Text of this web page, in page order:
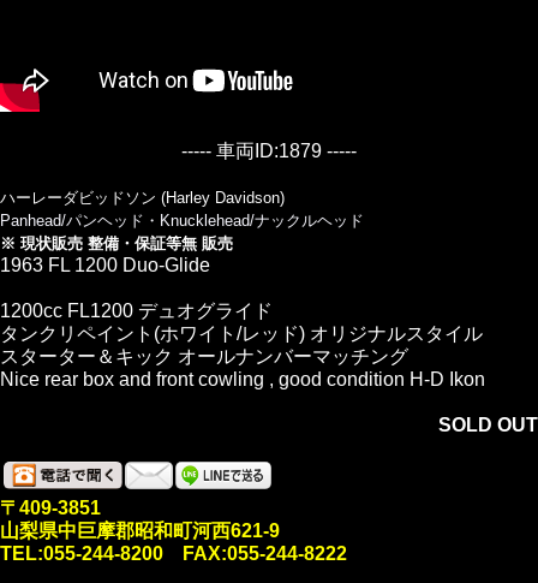
----- 車両ID:1879 -----
ハーレーダビッドソン (Harley Davidson)
Panhead/パンヘッド・Knucklehead/ナックルヘッド
※ 現状販売 整備・保証等無 販売
1963 FL 1200 Duo-Glide
1200cc FL1200 デュオグライド
タンクリペイント(ホワイト/レッド) オリジナルスタイル
スターター＆キック オールナンバーマッチング
Nice rear box and front cowling , good condition H-D Ikon
SOLD OUT
〒409-3851
山梨県中巨摩郡昭和町河西621-9
TEL:055-244-8200 FAX:055-244-8222